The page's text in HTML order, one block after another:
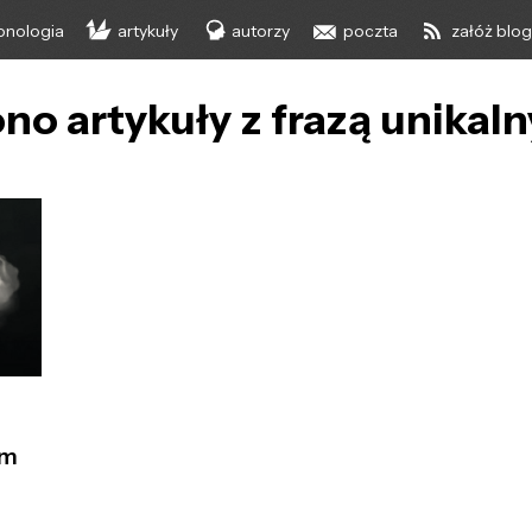
artykuły autorzy poczta załóż
artykuły z frazą